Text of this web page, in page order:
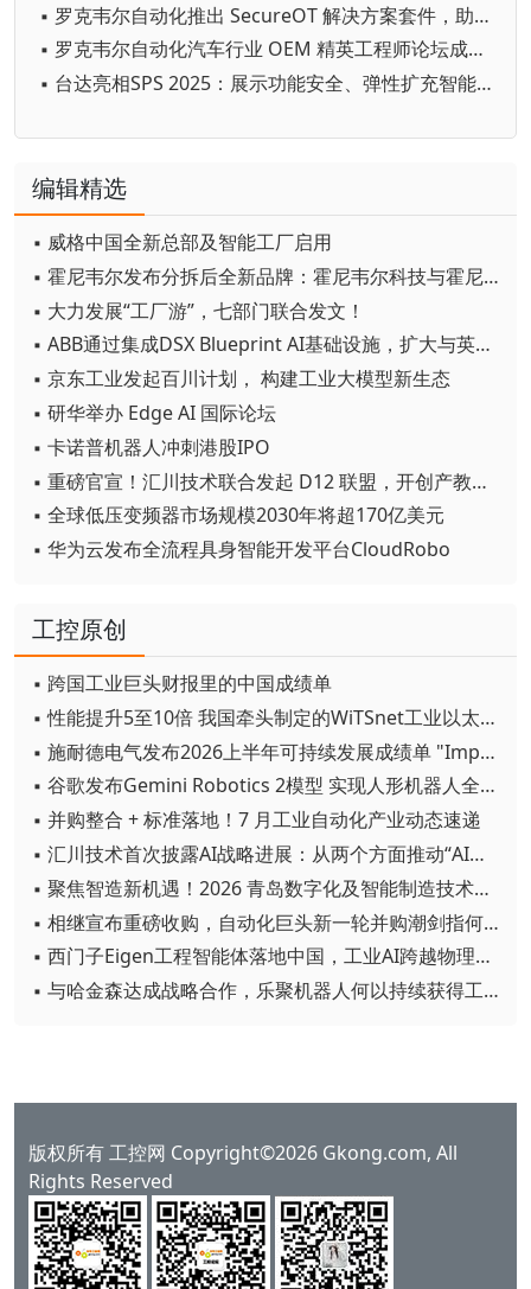
▪ 罗克韦尔自动化推出 SecureOT 解决方案套件，助力强化工业网络安全韧性
▪ 罗克韦尔自动化汽车行业 OEM 精英工程师论坛成功举办
▪ 台达亮相SPS 2025：展示功能安全、弹性扩充智能方案
编辑精选
▪ 威格中国全新总部及智能工厂启用
▪ 霍尼韦尔发布分拆后全新品牌：霍尼韦尔科技与霍尼韦尔航空航天
▪ 大力发展“工厂游”，七部门联合发文！
▪ ABB通过集成DSX Blueprint AI基础设施，扩大与英伟达的合作
▪ 京东工业发起百川计划， 构建工业大模型新生态
▪ 研华举办 Edge AI 国际论坛
▪ 卡诺普机器人冲刺港股IPO
▪ 重磅官宣！汇川技术联合发起 D12 联盟，开创产教融合新范式
▪ 全球低压变频器市场规模2030年将超170亿美元
▪ 华为云发布全流程具身智能开发平台CloudRobo
工控原创
▪ 跨国工业巨头财报里的中国成绩单
▪ 性能提升5至10倍 我国牵头制定的WiTSnet工业以太网国际标准正式发布
▪ 施耐德电气发布2026上半年可持续发展成绩单 "Impact 2030"路线图开局稳健
▪ 谷歌发布Gemini Robotics 2模型 实现人形机器人全身智能控制突破
▪ 并购整合 + 标准落地！7 月工业自动化产业动态速递
▪ 汇川技术首次披露AI战略进展：从两个方面推动“AI业务化”落地
▪ 聚焦智造新机遇！2026 青岛数字化及智能制造技术论坛圆满落幕
▪ 相继宣布重磅收购，自动化巨头新一轮并购潮剑指何方？
▪ 西门子Eigen工程智能体落地中国，工业AI跨越物理世界“确定性”拐点
▪ 与哈金森达成战略合作，乐聚机器人何以持续获得工业巨头青睐？
版权所有 工控网 Copyright©2026 Gkong.com, All
Rights Reserved